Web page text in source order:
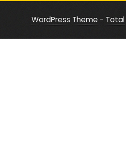
WordPress Theme - Total